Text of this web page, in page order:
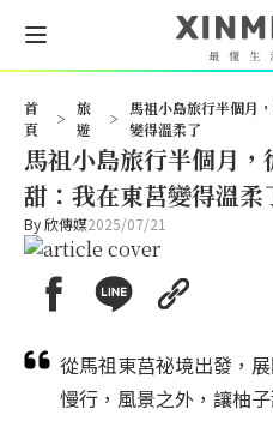
首
頁
>
旅
遊
>
馬祖小島旅行半個月
變得溫柔了
馬祖小島旅行半個月
甜：我在東莒變得溫柔
By欣傳媒2025/07/21
從馬祖東莒祕境出發，
慢行，風景之外，讓柚